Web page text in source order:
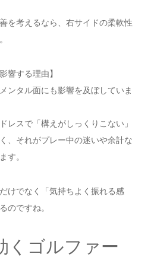
を考えるなら、右サイドの柔軟性
響する理由】
ンタル面にも影響を及ぼしていま
レスで「構えがしっくりこない」
、それがプレー中の迷いや余計な
す。
けでなく「気持ちよく振れる感
のですね。
くゴルファー